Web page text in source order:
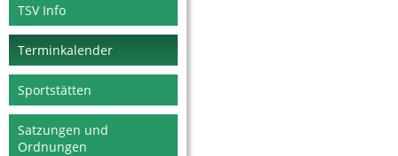
TSV Info
Terminkalender
Sportstätten
Satzungen und
Ordnungen